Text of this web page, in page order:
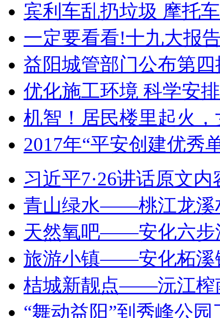
宾利车乱扔垃圾 摩托
一定要看看!十九大报
益阳城管部门公布第
优化施工环境 科学安
机智！居民楼里起火
2017年“平安创建优秀
习近平7·26讲话原文
青山绿水——桃江龙溪
天然氧吧——安化六步
旅游小镇——安化柘溪
桔城新靓点——沅江​榨
“舞动益阳”到秀峰公